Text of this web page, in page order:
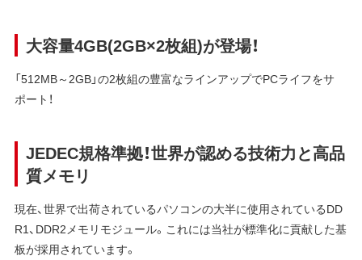
大容量4GB(2GB×2枚組)が登場！
「512MB～2GB」の2枚組の豊富なラインアップでPCライフをサ
ポート！
JEDEC規格準拠！世界が認める技術力と高品
質メモリ
現在、世界で出荷されているパソコンの大半に使用されているDD
R1、DDR2メモリモジュール。これには当社が標準化に貢献した基
板が採用されています。